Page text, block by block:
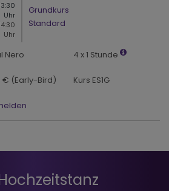
Uhr
Uhr
Grundkurs
Standard
Nero 4 x 1 Stunde
€ (Early-Bird) Kurs ES1G